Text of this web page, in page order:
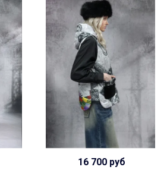
16 700 руб